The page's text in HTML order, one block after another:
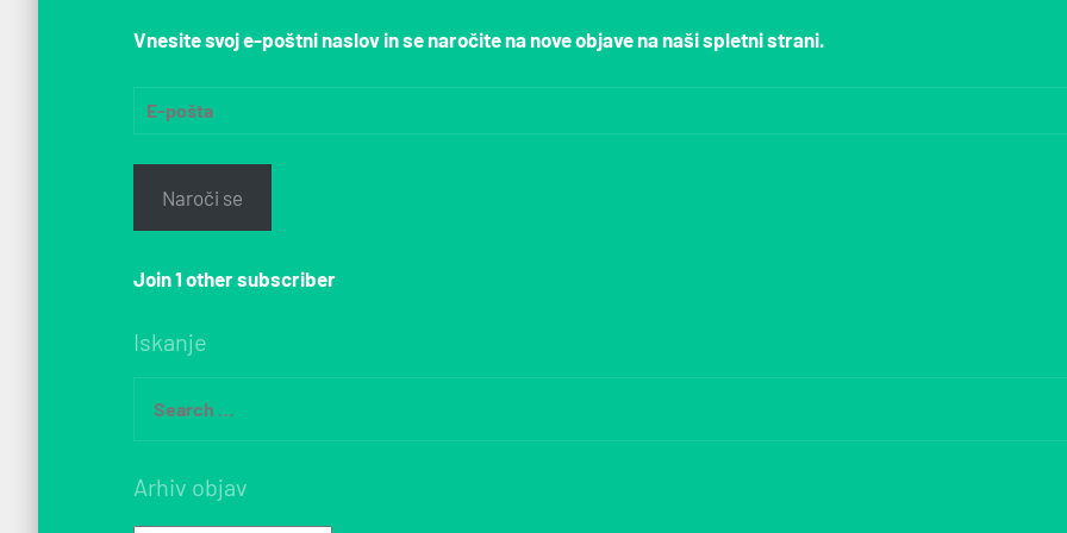
Vnesite svoj e-poštni naslov in se naročite na nove objave na naši spletni strani.
E-
pošta
Naroči se
Join 1 other subscriber
Iskanje
Arhiv objav